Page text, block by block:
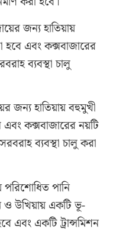
জন্য হাতিয়ায়
হবে এবং কক্সবাজারের
ব্যবস্থা চালু
জন্য হাতিয়ায় বহুমুখী
এবং কক্সবাজারের নয়টি
ব্যবস্থা চালু করা
পরিশোধিত পানি
ও উখিয়ায় একটি ভূ-
এবং একটি ট্রান্সমিশন